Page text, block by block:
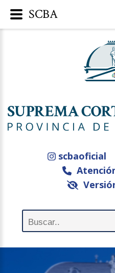
scbaoficial
SCBA